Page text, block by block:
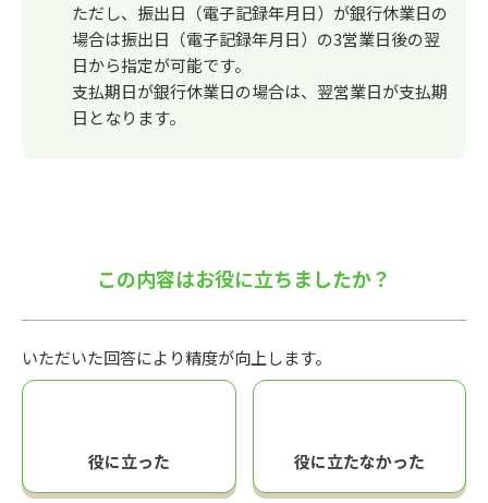
ただし、振出日（電子記録年月日）が銀行休業日の
場合は振出日（電子記録年月日）の3営業日後の翌
日から指定が可能です。
支払期日が銀行休業日の場合は、翌営業日が支払期
日となります。
この内容はお役に立ちましたか？
いただいた回答により精度が向上します。
役に立った 役に立たなかった